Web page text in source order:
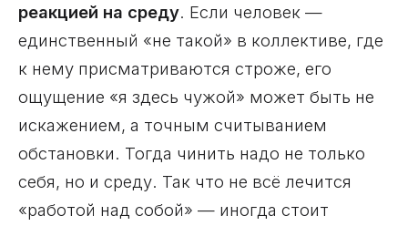
реакцией на среду. Если человек —
единственный «не такой» в коллективе, где
к нему присматриваются строже, его
ощущение «я здесь чужой» может быть не
искажением, а точным считыванием
обстановки. Тогда чинить надо не только
себя, но и среду. Так что не всё лечится
«работой над собой» — иногда стоит